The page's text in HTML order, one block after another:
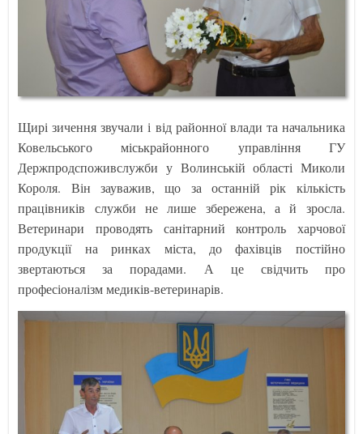
Щирі зичення звучали і від районної влади та начальника
Ковельського міськрайонного управління ГУ
Держпродспоживслужби у Волинській області Миколи
Короля. Він зауважив, що за останній рік кількість
працівників служби не лише збережена, а й зросла.
Ветеринари проводять санітарний контроль харчової
продукції на ринках міста, до фахівців постійно
звертаються за порадами. А це свідчить про
професіоналізм медиків-ветеринарів.